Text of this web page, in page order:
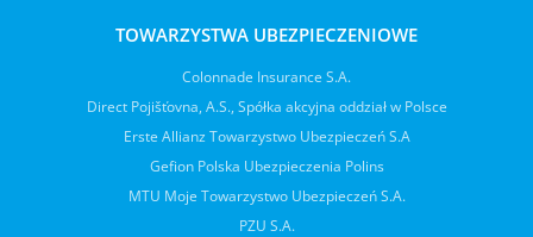
TOWARZYSTWA UBEZPIECZENIOWE
Colonnade Insurance S.A.
Direct Pojišťovna, A.S., Spółka akcyjna oddział w Polsce
Erste Allianz Towarzystwo Ubezpieczeń S.A
Gefion Polska Ubezpieczenia Polins
MTU Moje Towarzystwo Ubezpieczeń S.A.
PZU S.A.